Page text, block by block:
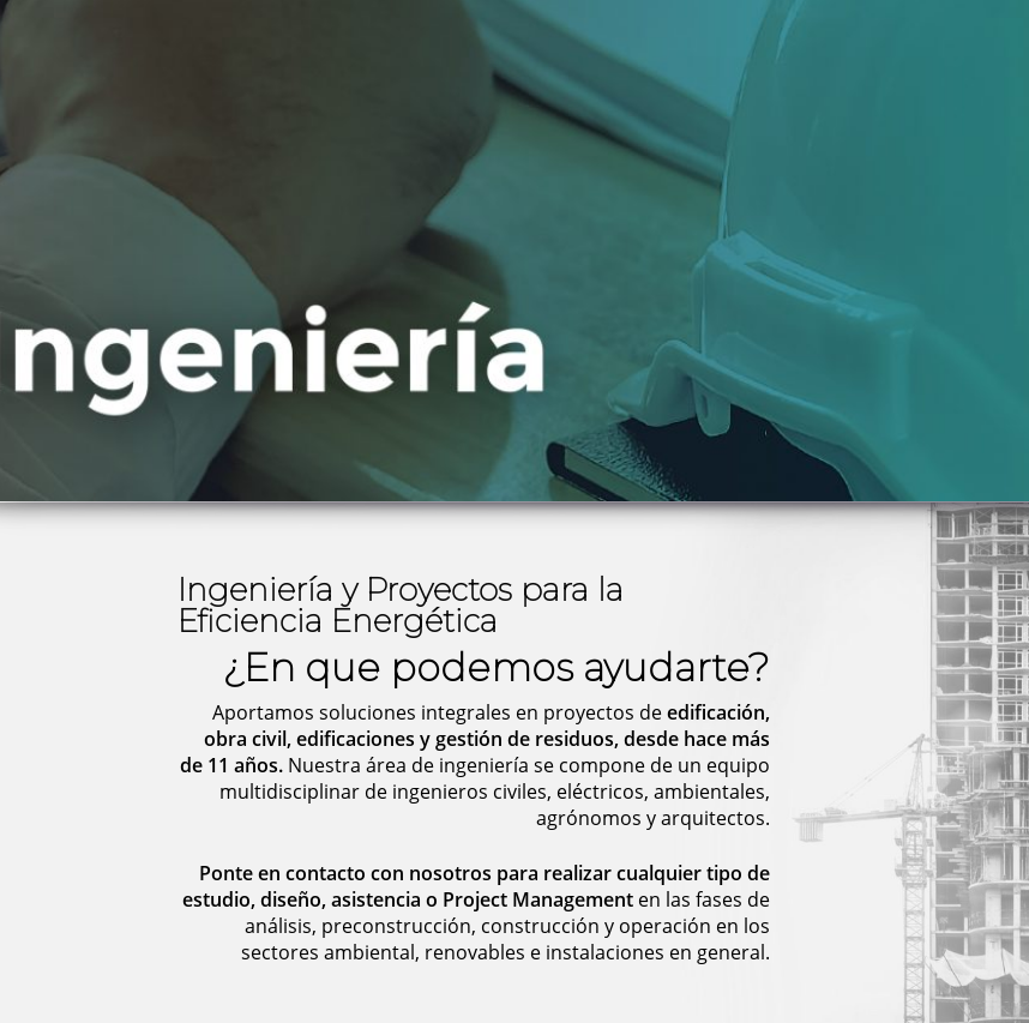
Ingeniería y Proyectos para la
Eficiencia Energética
¿En que podemos ayudarte?
Aportamos soluciones integrales en proyectos deedificación,
obra civil, edificaciones y gestión de residuos, desde hace más
de 11 años. Nuestra área de ingeniería se compone de un equipo
multidisciplinar de ingenieros civiles, eléctricos, ambientales,
agrónomos y arquitectos.
Ponte en contacto con nosotros para realizar cualquier tipo de
estudio, diseño, asistencia o Project Management en las fases de
análisis, preconstrucción, construcción y operación en los
sectores ambiental, renovables e instalaciones en general.